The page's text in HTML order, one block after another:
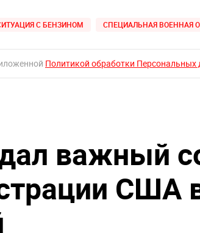
С БЕНЗИНОМ СПЕЦИАЛЬНАЯ ВОЕННАЯ
Политикой обработки Персональных
важный
США